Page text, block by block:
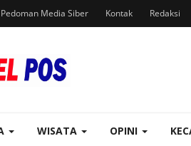
Pedoman Media Siber Kontak Redaksi
WISATA OPINI